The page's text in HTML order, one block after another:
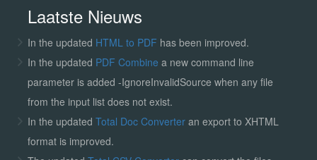
Laatste Nieuws
In the updated HTML to PDF has been improved.
In the updated PDF Combine a new command line
parameter is added -IgnoreInvalidSource when any file
from the input list does not exist.
In the updated Total Doc Converter an export to XHTML
format is improved.